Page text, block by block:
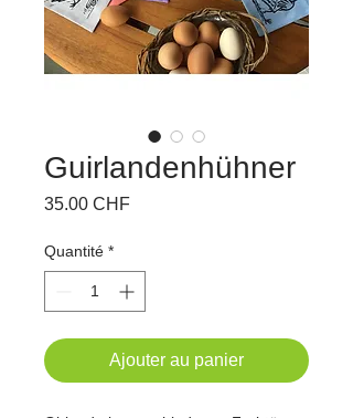
Guirlandenhühner
35.00 CHFPrix
Quantité *
Ajouter au panier